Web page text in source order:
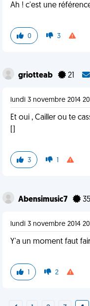
Ah ! c'est une
0 3
griotteab 21
lundi 3 novembre 2014
Et oui , Cailler ou te
3 1
Abensimusic7 35
lundi 3 novembre 2014
Y'a un moment faut
1 2